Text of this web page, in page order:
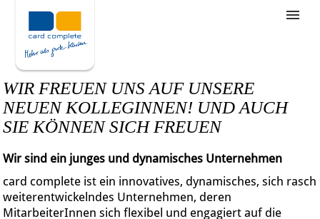
Stellenangebote
Unternehmensziele
Was wir bieten
Wie bewerbe ich mich
WIR FREUEN UNS AUF UNSERE
NEUEN KOLLEGINNEN! UND AUCH
SIE KÖNNEN SICH FREUEN
Wir sind ein junges und dynamisches Unternehmen
card complete ist ein innovatives, dynamisches, sich rasch
weiterentwickelndes Unternehmen, deren
MitarbeiterInnen sich flexibel und engagiert auf die